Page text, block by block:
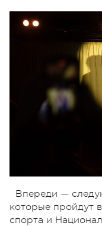
Впереди —
которые пройдут
спорта и